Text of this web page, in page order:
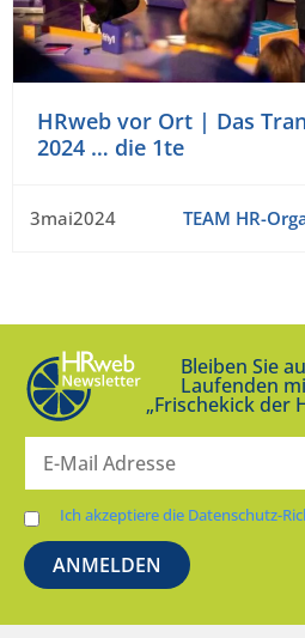
HRweb vor Ort | Das
2024 … die 1te
3mai2024 TEAM HR-
Bleiben Sie
Laufenden
„Frischekick der
Ich akzeptiere die Datenschutz-